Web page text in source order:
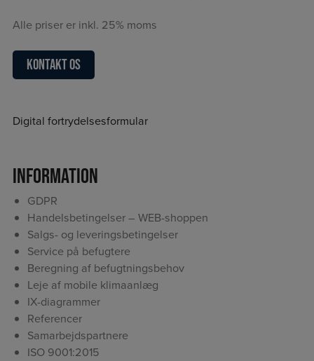
Alle priser er inkl. 25% moms
Kontakt os
Digital fortrydelsesformular
Information
GDPR
Handelsbetingelser – WEB-shoppen
Salgs- og leveringsbetingelser
Service på befugtere
Beregning af befugtningsbehov
Leje af mobile klimaanlæg
IX-diagrammer
Referencer
Samarbejdspartnere
ISO 9001:2015